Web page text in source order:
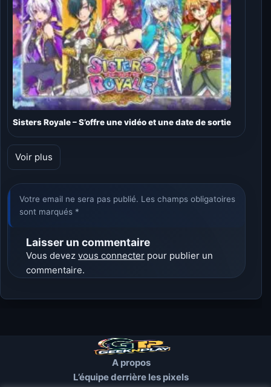
Sisters Royale – S’offre une vidéo et une date de sortie
Voir plus
Votre email ne sera pas publié. Les champs obligatoires
sont marqués *
Laisser un commentaire
Vous devezvous connecter pour publier un
commentaire.
A propos
L’équipe derrière les pixels